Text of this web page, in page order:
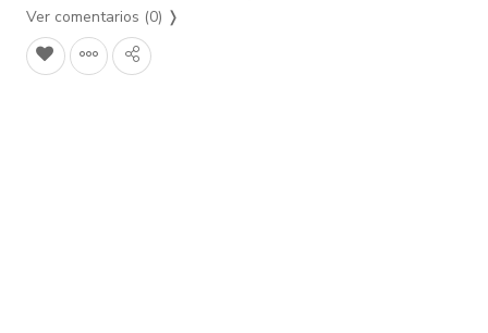
Ver comentarios (0) ❭